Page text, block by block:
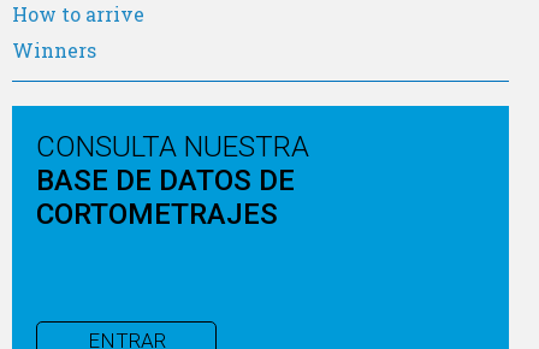
How to arrive
Winners
CONSULTA NUESTRA
BASE DE DATOS DE
CORTOMETRAJES
ENTRAR